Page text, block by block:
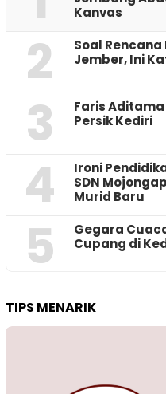
Kanvas
2
‎Soal
Jember, Ini
3
Faris
Persik Kediri
4
Ironi
SDN
Murid Baru
5
‎Gegara
Cupang di
TIPS MENARIK